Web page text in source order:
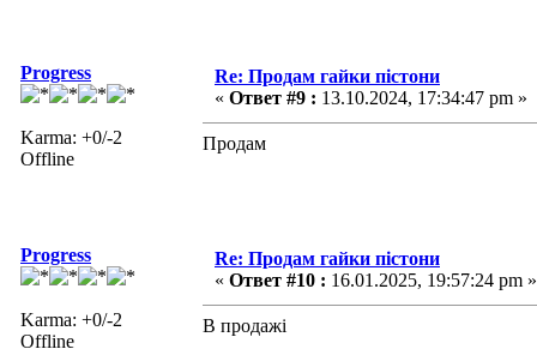
Progress
Karma: +0/-2
Offline
Re: Продам гайки пістони
« Ответ #9 : 13.10.2024, 17:34:47 pm »
Продам
Progress
Karma: +0/-2
Offline
Re: Продам гайки пістони
« Ответ #10 : 16.01.2025, 19:57:24 pm »
В продажі